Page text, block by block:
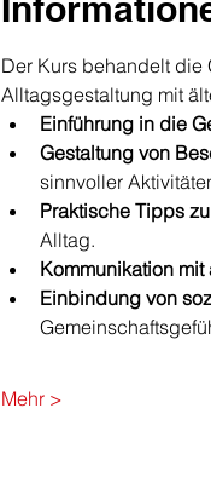
Der Kurs behandelt
Alltagsgestaltung mit
Einführung in die
Gestaltung von
sinnvoller
Praktische Tipps
Alltag.
Kommunikation
Einbindung von
Mehr >